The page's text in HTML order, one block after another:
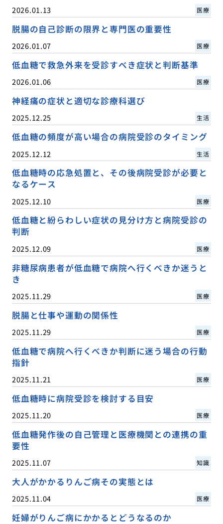
2026.01.13 医療
脱腸の自己診断の限界と専門医の重要性
2026.01.07 医療
低血糖で救急外来を受診すべき症状と判断基準
2026.01.06 医療
神経痛の症状と適切な診療科選び
2025.12.25 生活
低血糖の頻度が高い場合の病院受診のタイミング
2025.12.12 生活
低血糖時の応急処置と、その後病院受診が必要と
なるケース
2025.12.10 医療
低血糖と紛らわしい症状の見分け方と病院受診の
判断
2025.12.09 医療
非糖尿病患者が低血糖で病院へ行くべきか迷うと
き
2025.11.29 医療
脱腸と仕事や運動の関係性
2025.11.29 医療
低血糖で病院へ行くべきか判断に迷う場合の行動
指針
2025.11.21 医療
低血糖時に病院受診を検討する目安
2025.11.20 医療
低血糖発作後の自己管理と医療機関との連携の重
要性
2025.11.07 知識
大人がかかるりんご病その実態とは
2025.11.04 医療
妊婦がりんご病にかかるとどうなるのか